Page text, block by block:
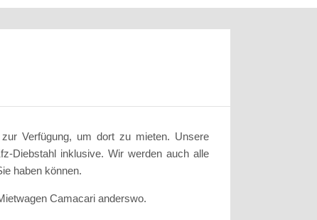
Verfügung, um dort zu mieten. Unsere
Diebstahl inklusive. Wir werden auch alle
haben können.
Camacari anderswo.